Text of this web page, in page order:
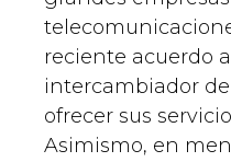
reciente acuerdo
intercambiador
ofrecer sus
Asimismo, en